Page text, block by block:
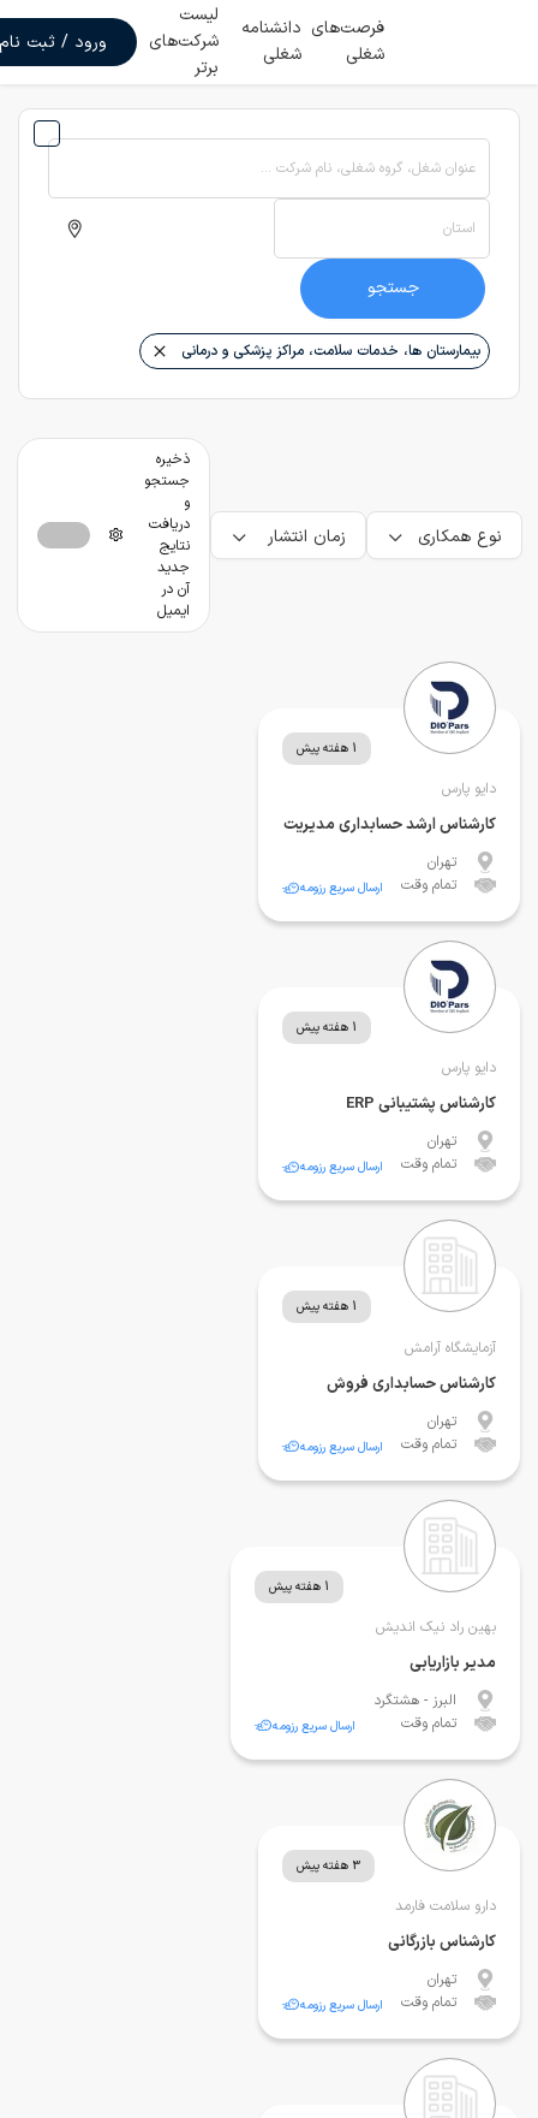
فرصت‌های
شغلی
دانشنامه
شغلی
لیست
شرکت‌های
برتر
ورود / ثبت نام
عنوان شغل، گروه شغلی، نام شرکت ...
استان
جستجو
بیمارستان ها، خدمات سلامت، مراکز پزشکی و درمانی
نوع همکاری زمان انتشار
ذخیره
جستجو
و
دریافت
نتایج
جدید
آن در
ایمیل
1 هفته پیش
دایو پارس
کارشناس ارشد حسابداری مدیریت
تهران
تمام وقت
ارسال سریع رزومه
1 هفته پیش
دایو پارس
کارشناس پشتیبانی ERP
تهران
تمام وقت
ارسال سریع رزومه
1 هفته پیش
آزمایشگاه آرامش
کارشناس حسابداری فروش
تهران
تمام وقت
ارسال سریع رزومه
1 هفته پیش
بهین راد نیک اندیش
مدیر بازاریابی
البرز - هشتگرد
تمام وقت
ارسال سریع رزومه
3 هفته پیش
دارو سلامت فارمد
کارشناس بازرگانی
تهران
تمام وقت
ارسال سریع رزومه